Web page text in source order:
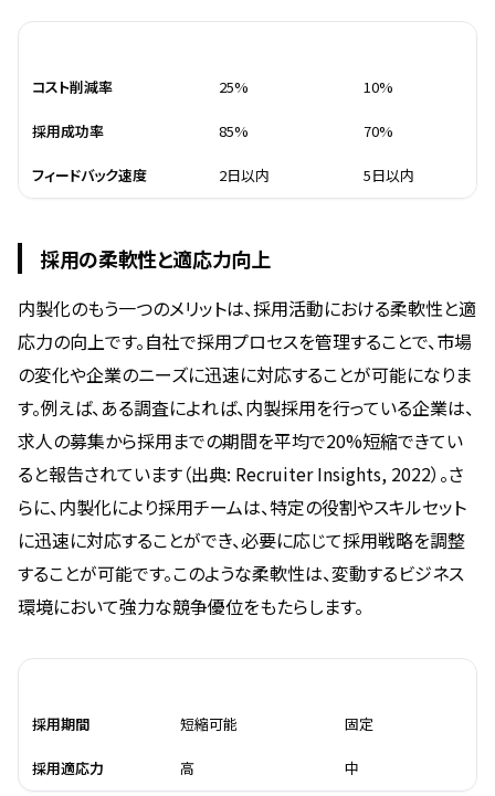
コスト削減率 25% 10%
採用成功率 85% 70%
フィードバック速度 2日以内 5日以内
採用の柔軟性と適応力向上
内製化のもう一つのメリットは、採用活動における柔軟性と適
応力の向上です。自社で採用プロセスを管理することで、市場
の変化や企業のニーズに迅速に対応することが可能になりま
す。例えば、ある調査によれば、内製採用を行っている企業は、
求人の募集から採用までの期間を平均で20%短縮できてい
ると報告されています（出典: Recruiter Insights, 2022）。さ
らに、内製化により採用チームは、特定の役割やスキルセット
に迅速に対応することができ、必要に応じて採用戦略を調整
することが可能です。このような柔軟性は、変動するビジネス
環境において強力な競争優位をもたらします。
採用期間 短縮可能 固定
採用適応力 高 中